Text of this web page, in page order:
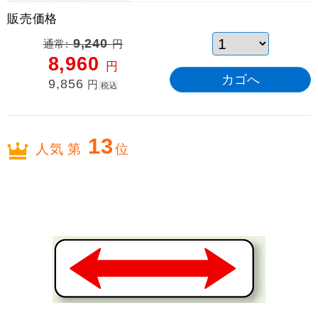
販売価格
通常:9,240円
8,960 円
9,856 円 税込
人気 第 13位